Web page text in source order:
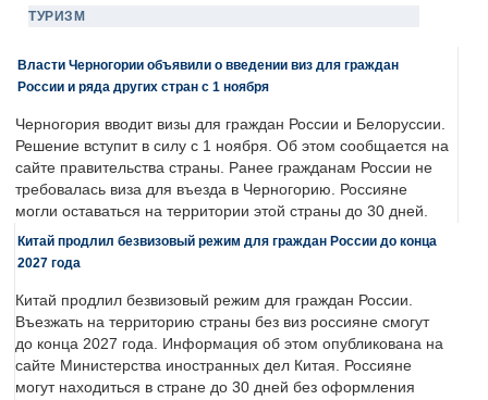
ТУРИЗМ
Власти Черногории объявили о введении виз для граждан
России и ряда других стран с 1 ноября
Черногория вводит визы для граждан России и Белоруссии.
Решение вступит в силу с 1 ноября. Об этом сообщается на
сайте правительства страны. Ранее гражданам России не
требовалась виза для въезда в Черногорию. Россияне
могли оставаться на территории этой страны до 30 дней.
Китай продлил безвизовый режим для граждан России до конца
2027 года
Китай продлил безвизовый режим для граждан России.
Въезжать на территорию страны без виз россияне смогут
до конца 2027 года. Информация об этом опубликована на
сайте Министерства иностранных дел Китая. Россияне
могут находиться в стране до 30 дней без оформления